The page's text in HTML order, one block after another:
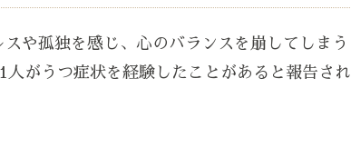
や孤独を感じ、心のバランスを崩してしまう
がうつ症状を経験したことがあると報告され